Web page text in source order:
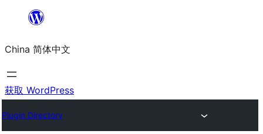
内
容
China 简体中文
获取 WordPress
Plugin Directory